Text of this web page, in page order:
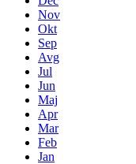
Nov
Okt
Sep
Avg
Jul
Jun
Maj
Apr
Mar
Feb
Jan